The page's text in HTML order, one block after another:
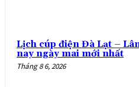
Lịch cúp điện Đà Lạt –
nay ngày mai mới nhất
Tháng 8 6, 2026